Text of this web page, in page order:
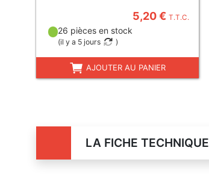
5,20 € T.T.C.
26 pièces en stock
(il y a 5 jours )
AJOUTER AU PANIER
LA FICHE TECHNIQUE